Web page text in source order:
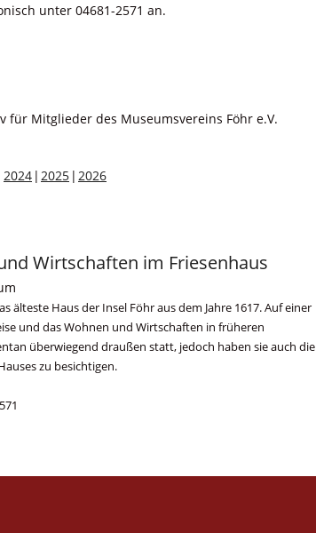
unter 04681-2571 an.
für Mitglieder des Museumsvereins Föhr e.V.
2024 2025 2026
Wirtschaften im Friesenhaus
älteste Haus der Insel Föhr aus dem Jahre 1617. Auf einer
und das Wohnen und Wirtschaften in früheren
überwiegend draußen statt, jedoch haben sie auch die
zu besichtigen.